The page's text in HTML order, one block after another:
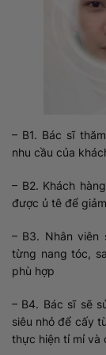
– B1. Bác sĩ
nhu cầu của
– B2. Khách
được ủ tê để
– B3. Nhân viên
từng nang tóc,
phù hợp
– B4. Bác sĩ sẽ
siêu nhỏ để cấy
thực hiện tỉ mỉ và